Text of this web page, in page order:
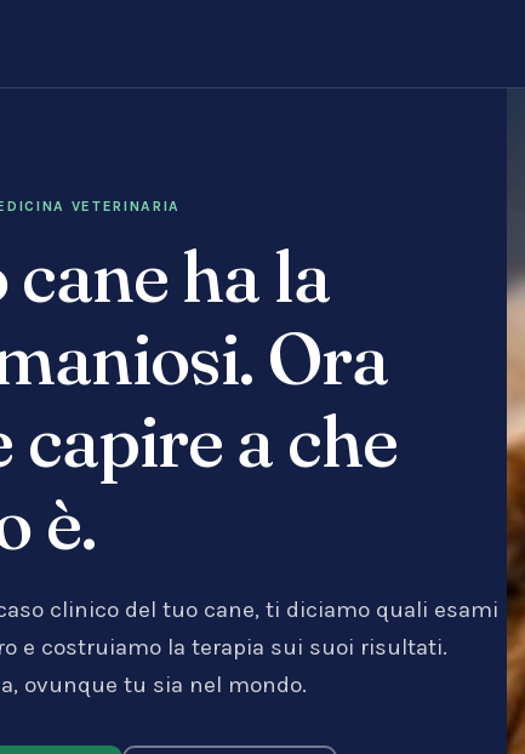
VETERINARIA
ha la
Ora
capire a che
è.
clinico del tuo cane, ti diciamo quali esami
e costruiamo la terapia sui suoi risultati.
ovunque tu sia nel mondo.